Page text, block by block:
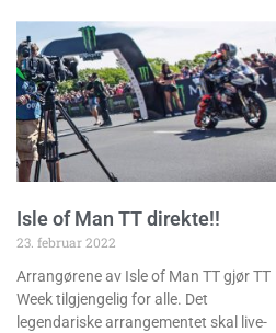
Isle of Man TT direkte!!
23. februar 2022
Arrangørene av Isle of Man TT gjør TT
Week tilgjengelig for alle. Det
legendariske arrangementet skal live-